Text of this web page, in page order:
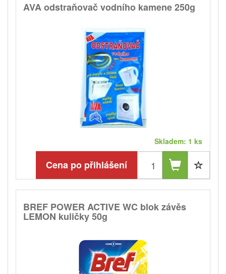
AVA odstraňovač vodního kamene 250g
Skladem: 1 ks
Cena po přihlášení
BREF POWER ACTIVE WC blok závěs
LEMON kuličky 50g